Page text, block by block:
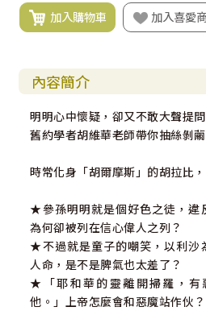
加入購物車 加入喜愛
內容簡介
明明心中懷疑，卻又不敢大聲提
舊約學者胡維華老師帶你抽絲剝
時常化身「胡爾摩斯」的胡拉比
★參孫明明就是個好色之徒，違
為何卻被列在信心偉人之列？
★不過就是童子的嘲笑，以利沙
人命，是不是脾氣也太差了？
★「耶和華的靈離開掃羅，有
他。」上帝怎麼會和惡魔站作伙？